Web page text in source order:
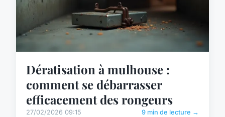
Dératisation à mulhouse :
comment se débarrasser
efficacement des rongeurs
27/02/2026 09:15 9 min de lecture →